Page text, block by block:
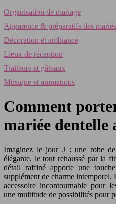
Organisation de mariage
Apparence & préparatifs des mariés
Décoration et ambiance
Lieux de réception
Traiteurs et gâteaux
Musique et animations
Comment
mariée dentelle
Imaginez le jour J : une robe
élégante, le tout rehaussé par la
détail raffiné apporte une
supplément de charme intemporel.
accessoire incontournable pour
une multitude de possibilités pour